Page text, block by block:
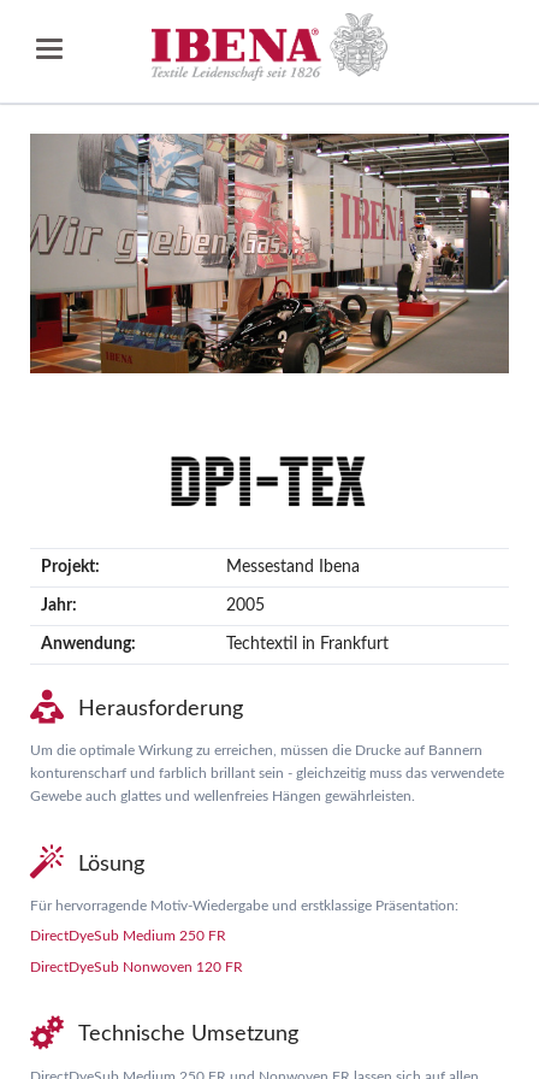
Projekt: Messestand Ibena
Jahr: 2005
Anwendung: Techtextil in Frankfurt
Herausforderung
Um die optimale Wirkung zu erreichen, müssen die Drucke auf Bannern
konturenscharf und farblich brillant sein - gleichzeitig muss das verwendete
Gewebe auch glattes und wellenfreies Hängen gewährleisten.
Lösung
Für hervorragende Motiv-Wiedergabe und erstklassige Präsentation:
DirectDyeSub Medium 250 FR
DirectDyeSub Nonwoven 120 FR
Technische Umsetzung
DirectDyeSub Medium 250 FR und Nonwoven FR lassen sich auf allen